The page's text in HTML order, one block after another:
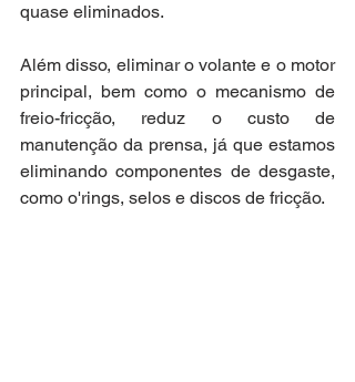
quase eliminados.
Além disso, eliminar o volante e o motor
principal, bem como o mecanismo de
freio-fricção, reduz o custo de
manutenção da prensa, já que estamos
eliminando componentes de desgaste,
como o'rings, selos e discos de fricção.